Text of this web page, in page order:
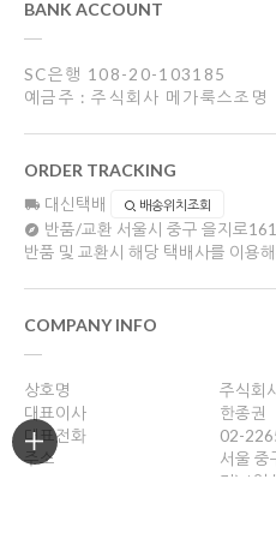
BANK ACCOUNT
SC은행 108-20-103185
예금주 : 주식회사 메가룩스조명
ORDER TRACKING
대신택배 배송위치조회
반품/교환 서울시 중구 을지로161
반품 및 교환시 해당 택배사를 이용
COMPANY INFO
상호명
주식회
대표이사
한종권
대표전화
02-
주소
서울 중
가) / 일